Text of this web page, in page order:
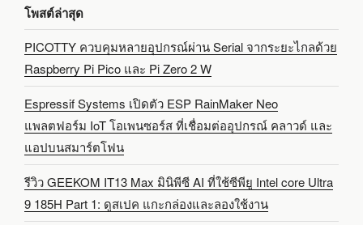
โพสต์ล่าสุด
PICOTTY ควบคุมหลายอุปกรณ์ผ่าน Serial จากระยะไกลด้วย
Raspberry Pi Pico และ Pi Zero 2 W
Espressif Systems เปิดตัว ESP RainMaker Neo
แพลตฟอร์ม IoT โอเพนซอร์ส ที่เชื่อมต่ออุปกรณ์ คลาวด์ และ
แอปบนสมาร์ตโฟน
รีวิว GEEKOM IT13 Max มินิพีซี AI ที่ใช้ซีพียู Intel core Ultra
9 185H Part 1: ดูสเปค แกะกล่องและลองใช้งาน